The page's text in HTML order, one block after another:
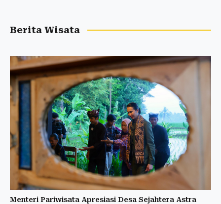
Berita Wisata
Menteri Pariwisata Apresiasi Desa Sejahtera Astra